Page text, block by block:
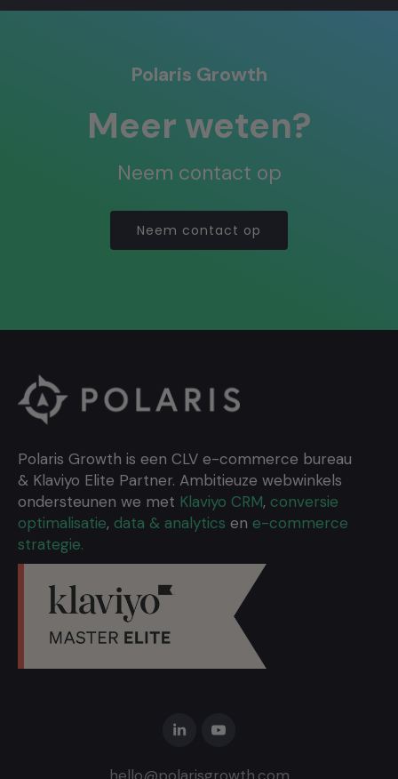
Polaris Growth
Meer weten?
Neem contact op
Neem contact op
Polaris Growth is een CLV e-commerce bureau
& Klaviyo Elite Partner. Ambitieuze webwinkels
ondersteunen we met Klaviyo CRM, conversie
optimalisatie, data & analytics en e-commerce
strategie.